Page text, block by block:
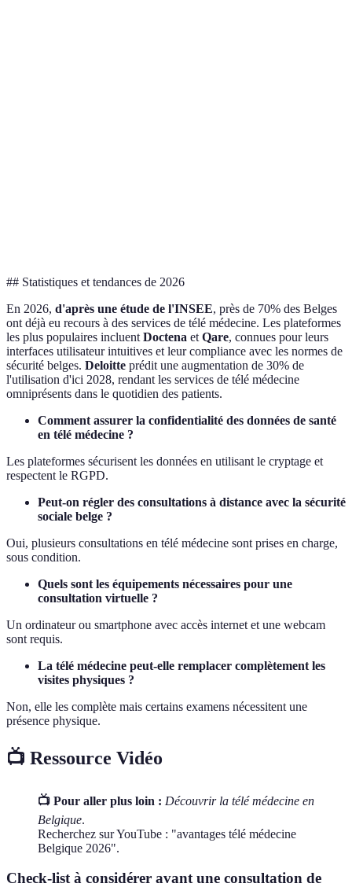
## Statistiques et tendances de 2026
En 2026, d'après une étude de l'INSEE, près de 70% des Belges
ont déjà eu recours à des services de télé médecine. Les plateformes
les plus populaires incluent Doctena et Qare, connues pour leurs
interfaces utilisateur intuitives et leur compliance avec les normes de
sécurité belges. Deloitte prédit une augmentation de 30% de
l'utilisation d'ici 2028, rendant les services de télé médecine
omniprésents dans le quotidien des patients.
Comment assurer la confidentialité des données de santé
en télé médecine ?
Les plateformes sécurisent les données en utilisant le cryptage et
respectent le RGPD.
Peut-on régler des consultations à distance avec la sécurité
sociale belge ?
Oui, plusieurs consultations en télé médecine sont prises en charge,
sous condition.
Quels sont les équipements nécessaires pour une
consultation virtuelle ?
Un ordinateur ou smartphone avec accès internet et une webcam
sont requis.
La télé médecine peut-elle remplacer complètement les
visites physiques ?
Non, elle les complète mais certains examens nécessitent une
présence physique.
📺 Ressource Vidéo
📺 Pour aller plus loin : Découvrir la télé médecine en
Belgique.
Recherchez sur YouTube : "avantages télé médecine
Belgique 2026".
Check-list à considérer avant une consultation de